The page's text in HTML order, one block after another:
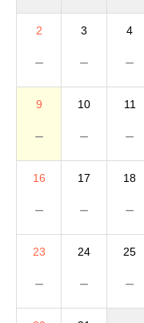
2
－
3
－
4
－
9
－
10
－
11
－
16
－
17
－
18
－
23
－
24
－
25
－